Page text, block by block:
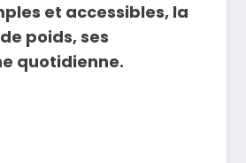
et accessibles, la
poids, ses
quotidienne.